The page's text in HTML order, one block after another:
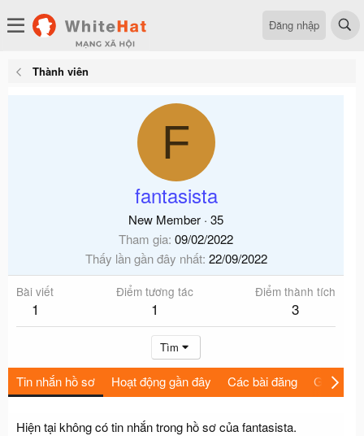
Đăng nhập
Thành viên
F
fantasista
New Member · 35
Tham gia 09/02/2022
Thấy lần gần đây nhất 22/09/2022
Bài viết
1
Điểm tương tác
1
Điểm thành tích
3
Tìm
Tin nhắn hồ sơ Hoạt động gần đây Các bài đăng Giới thiệu
Hiện tại không có tin nhắn trong hồ sơ của fantasista.